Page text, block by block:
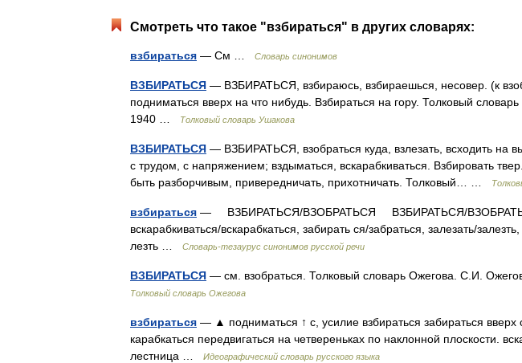
Смотреть что такое "взбираться" в других словарях:
взбираться — См … Словарь синонимов
ВЗБИРАТЬСЯ — ВЗБИРАТЬСЯ, взбираюсь, взбираешься, несовер. (к
подниматься вверх на что нибудь. Взбираться на гору. Толковый
1940 …
Толковый словарь Ушакова
ВЗБИРАТЬСЯ — ВЗБИРАТЬСЯ, взобраться куда, взлезать, всходить на
с трудом, с напряжением; вздыматься, вскарабкиваться. Взбировать
быть разборчивым, привередничать, прихотничать. Толковый… …
взбираться — ВЗБИРАТЬСЯ/ВЗОБРАТЬСЯ ВЗБИРАТЬСЯ/
вскарабкиваться/вскарабкаться, забирать ся/забраться, залезать/
лезть …
Словарь-тезаурус синонимов русской речи
ВЗБИРАТЬСЯ — см. взобраться. Толковый словарь Ожегова. С.И.
Толковый словарь Ожегова
взбираться — ▲ подниматься ↑ с, усилие взбираться забираться вверх
карабкаться передвигаться на четвереньках по наклонной плоскости.
лестница …
Идеографический словарь русского языка